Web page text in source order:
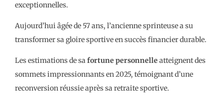
exceptionnelles.
Aujourd’hui âgée de 57 ans, l’ancienne sprinteuse a su
transformer sa gloire sportive en succès financier durable.
Les estimations de sa fortune personnelle atteignent des
sommets impressionnants en 2025, témoignant d’une
reconversion réussie après sa retraite sportive.